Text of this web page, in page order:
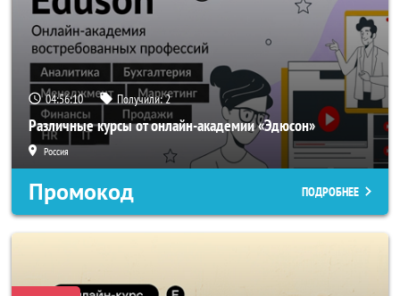
04:56:10 Получили:2
Различные курсы от онлайн-академии «Эдюсон»
Россия
Промокод ПОДРОБНЕЕ